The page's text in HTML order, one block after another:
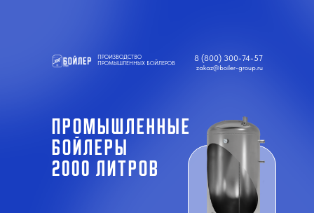
ПРОМЫШЛЕННЫЕ
БОЙЛЕРЫ
2000 литров
ПРОИЗВОДСТВО
ПРОМЫШЛЕННЫХ БОЙЛЕРОВ
8 (800) 300-74-57
zakaz@boiler-group.ru